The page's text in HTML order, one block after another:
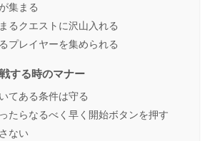
集まる
るクエストに沢山入れる
プレイヤーを集められる
する時のマナー
てある条件は守る
たらなるべく早く開始ボタンを押す
ない